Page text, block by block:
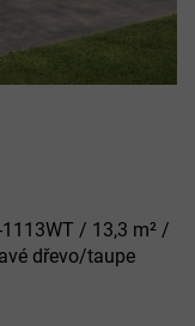
/ 13,3 m² /
dřevo/taupe